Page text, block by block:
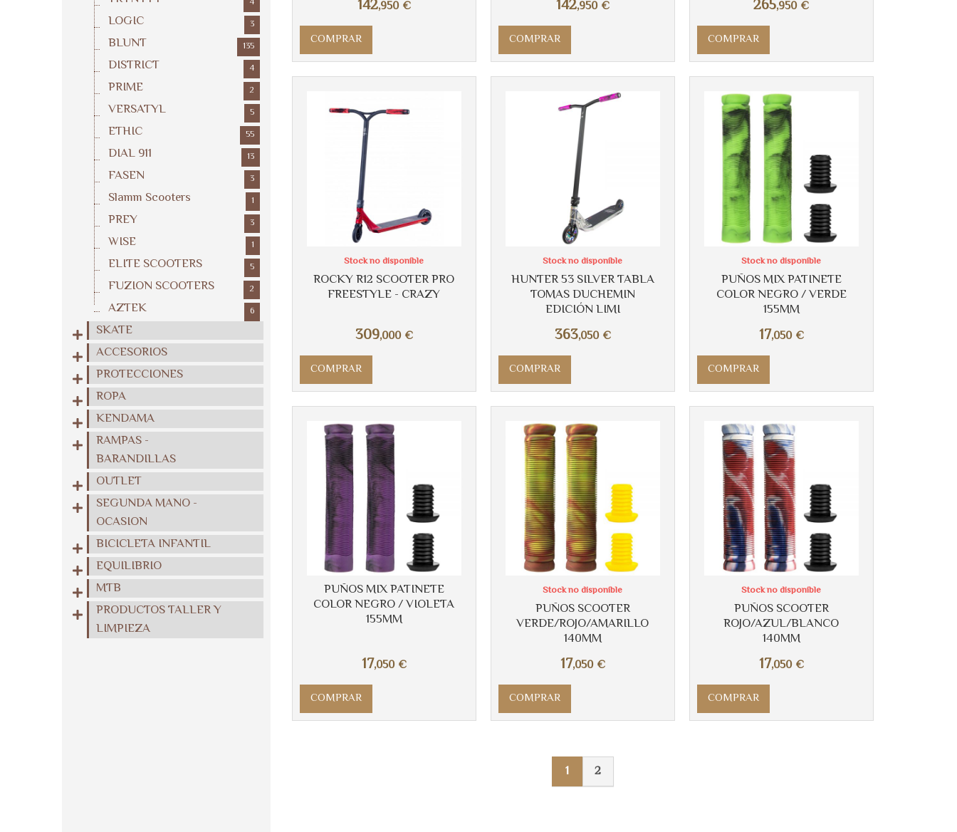
LOGIC 3
BLUNT 135
DISTRICT 4
PRIME 2
VERSATYL 5
ETHIC 55
DIAL 911 13
FASEN 3
Slamm Scooters 1
PREY 3
WISE 1
ELITE SCOOTERS 5
FUZION SCOOTERS 2
AZTEK 6
SKATE
ACCESORIOS
PROTECCIONES
ROPA
KENDAMA
RAMPAS -
BARANDILLAS
OUTLET
SEGUNDA MANO -
OCASION
BICICLETA INFANTIL
EQUILIBRIO
MTB
PRODUCTOS TALLER Y
LIMPIEZA
142,950 €
COMPRAR
142,950 €
COMPRAR
265,950 €
COMPRAR
ROCKY R12 SCOOTER PRO
FREESTYLE - CRAZY
309,000 €
Stock no disponible
COMPRAR
HUNTER 53 SILVER TABLA
TOMAS DUCHEMIN
EDICIÓN LIMI
363,050 €
Stock no disponible
COMPRAR
PUÑOS MIX PATINETE
COLOR NEGRO / VERDE
155MM
17,050 €
Stock no disponible
COMPRAR
PUÑOS MIX PATINETE
COLOR NEGRO / VIOLETA
155MM
17,050 €
COMPRAR
PUÑOS SCOOTER
VERDE/ROJO/AMARILLO
140MM
17,050 €
Stock no disponible
COMPRAR
PUÑOS SCOOTER
ROJO/AZUL/BLANCO
140MM
17,050 €
Stock no disponible
COMPRAR
1 2